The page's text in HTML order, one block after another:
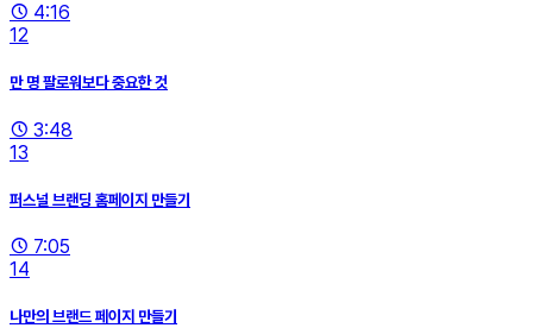
4:16
12
만 명 팔로워보다 중요한 것
3:48
13
퍼스널 브랜딩 홈페이지 만들기
7:05
14
나만의 브랜드 페이지 만들기